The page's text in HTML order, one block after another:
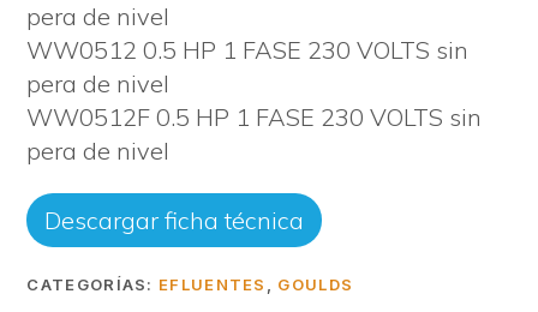
pera de nivel
WW0512 0.5 HP 1 FASE 230 VOLTS sin
pera de nivel
WW0512F 0.5 HP 1 FASE 230 VOLTS sin
pera de nivel
Descargar ficha técnica
CATEGORÍAS: EFLUENTES GOULDS